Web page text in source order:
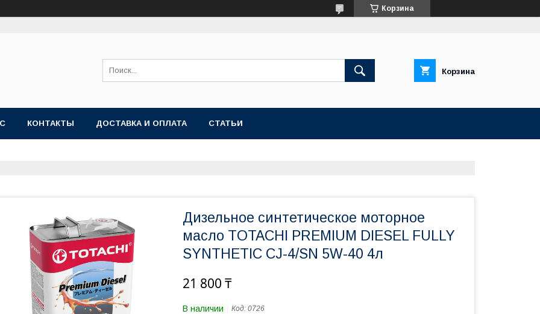
Корзина
Корзина
КОНТАКТЫ ДОСТАВКА И ОПЛАТА СТАТЬИ
Дизельное синтетическое моторное
масло TOTACHI PREMIUM DIESEL FULLY
SYNTHETIC CJ-4/SN 5W-40 4л
21 800 ₸
В наличии Код: 0726